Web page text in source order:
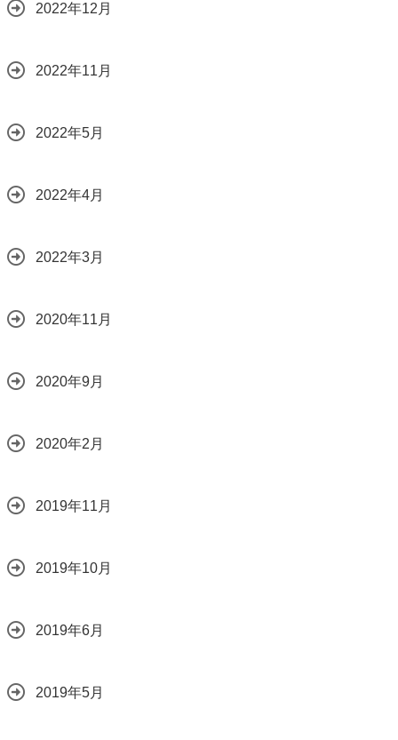
2022年12月
2022年11月
2022年5月
2022年4月
2022年3月
2020年11月
2020年9月
2020年2月
2019年11月
2019年10月
2019年6月
2019年5月